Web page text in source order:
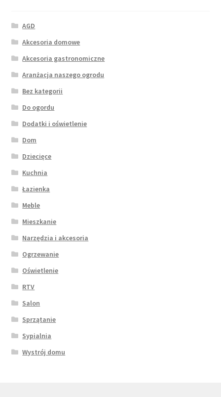
AGD
Akcesoria domowe
Akcesoria gastronomiczne
Aranżacja naszego ogrodu
Bez kategorii
Do ogordu
Dodatki i oświetlenie
Dom
Dziecięce
Kuchnia
Łazienka
Meble
Mieszkanie
Narzędzia i akcesoria
Ogrzewanie
Oświetlenie
RTV
Salon
Sprzątanie
Sypialnia
Wystrój domu